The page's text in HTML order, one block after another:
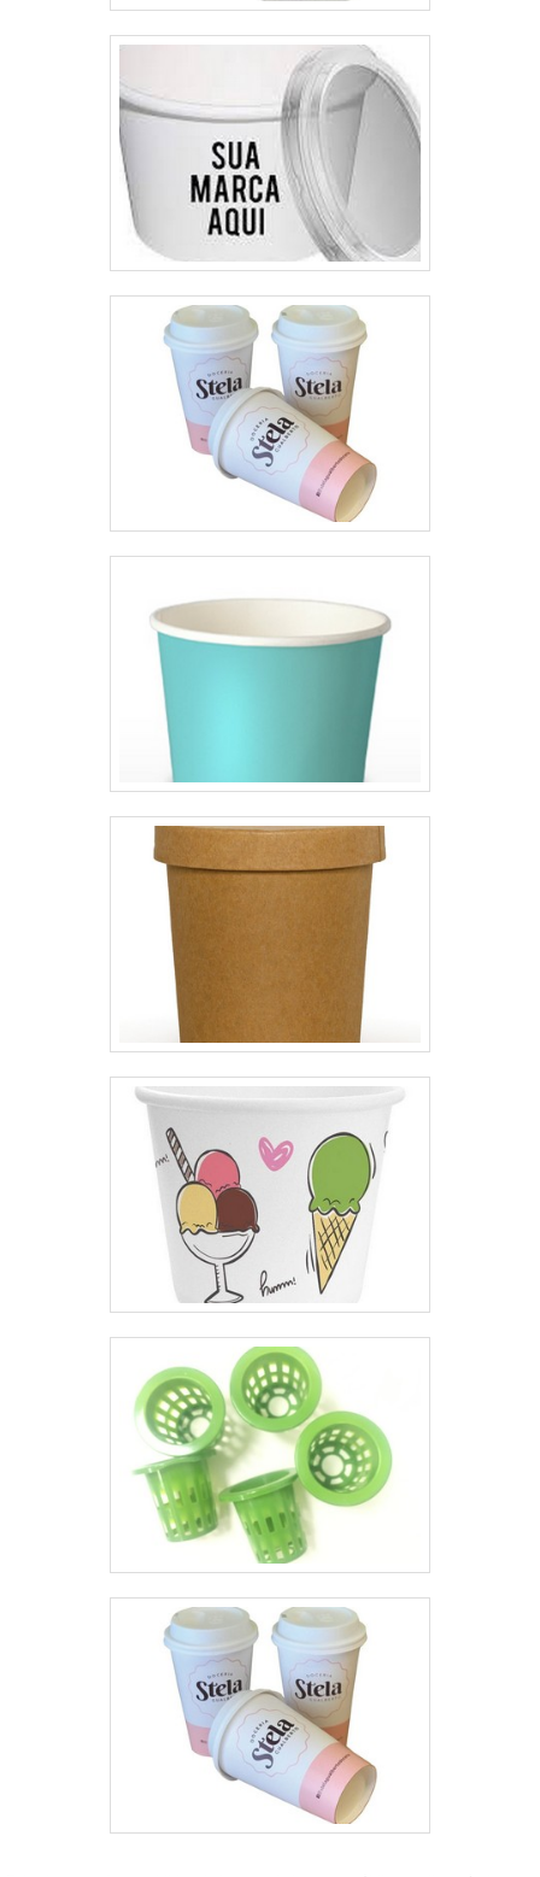
suporte de bobina de bancada
com ótima qualidade e
assertividade.Se diferenciando
dentro de seu segmento, a
empresa consegue também
proporcionar um atendimento
cuidadoso e que busca a
satisfação do cliente. A Progress
é uma empresa que tem feito a
diferença no mercado pela
seriedade e qualidade, o que
garante uma entrega de
excelência de ponta a ponta.